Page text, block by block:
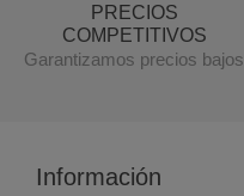
PRECIOS
COMPETITIVOS
Garantizamos precios bajos
Información